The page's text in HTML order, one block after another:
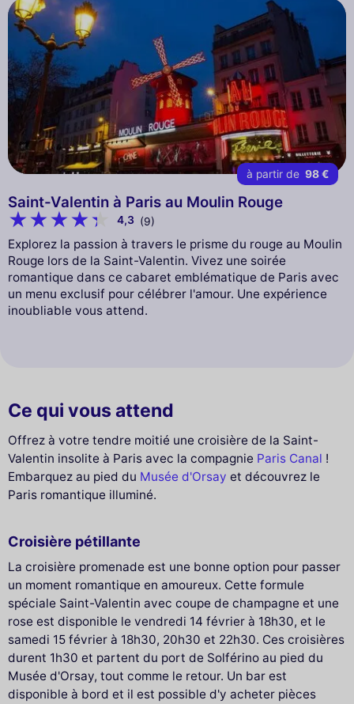
à partir de 98 €
Saint-Valentin à Paris au Moulin Rouge
4,3 (9)
Explorez la passion à travers le prisme du rouge au Moulin
Rouge lors de la Saint-Valentin. Vivez une soirée
romantique dans ce cabaret emblématique de Paris avec
un menu exclusif pour célébrer l'amour. Une expérience
inoubliable vous attend.
Ce qui vous attend
Offrez à votre tendre moitié une croisière de la Saint-
Valentin insolite à Paris avec la compagnie Paris Canal !
Embarquez au pied du Musée d'Orsay et découvrez le
Paris romantique illuminé.
Croisière pétillante
La croisière promenade est une bonne option pour passer
un moment romantique en amoureux. Cette formule
spéciale Saint-Valentin avec coupe de champagne et une
rose est disponible le vendredi 14 février à 18h30, et le
samedi 15 février à 18h30, 20h30 et 22h30. Ces croisières
durent 1h30 et partent du port de Solférino au pied du
Musée d'Orsay, tout comme le retour. Un bar est
disponible à bord et il est possible d'y acheter pièces